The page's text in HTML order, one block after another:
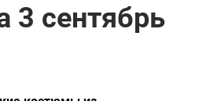
3 сентябрь